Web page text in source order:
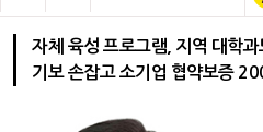
자체 육성 프로그램, 지역 대학과
기보 손잡고 소기업 협약보증